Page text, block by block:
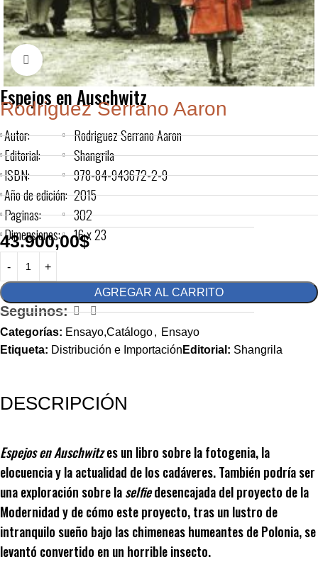
Click to enlarge
Espejos en Auschwitz
Rodriguez Serrano Aaron
Autor:
Editorial:
ISBN:
Año de edición:
Paginas:
Dimensiones:
Rodriguez Serrano Aaron
Shangrila
978-84-943672-2-9
2015
302
16 x 23
43.900,00$
AGREGAR AL CARRITO
Seguinos:
Categorías: Ensayo,Catálogo, Ensayo
Etiqueta: Distribución e Importación Editorial: Shangrila
DESCRIPCIÓN
Espejos en Auschwitzes un libro sobre la fotogenia, la
elocuencia y la actualidad de los cadáveres. También podría ser
una exploración sobre laselfiedesencajada del proyecto de la
Modernidad y de cómo este proyecto, tras un lustro de
intranquilo sueño bajo las chimeneas humeantes de Polonia, se
levantó convertido en un horrible insecto.